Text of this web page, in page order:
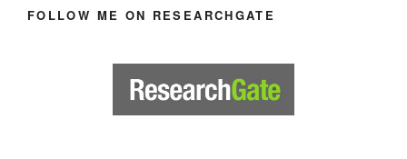
FOLLOW ME ON RESEARCHGATE